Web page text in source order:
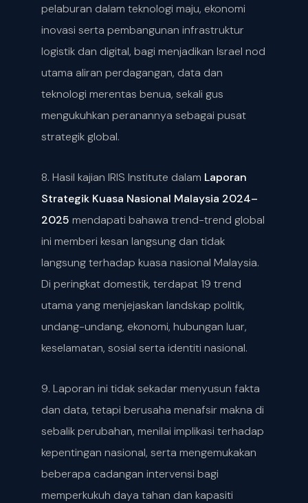
pelaburan dalam teknologi maju, ekonomi
inovasi serta pembangunan infrastruktur
logistik dan digital, bagi menjadikan Israel nod
utama aliran perdagangan, data dan
teknologi merentas benua, sekali gus
mengukuhkan peranannya sebagai pusat
strategik global.
8. Hasil kajian IRIS Institute dalam Laporan
Strategik Kuasa Nasional Malaysia 2024–
2025 mendapati bahawa trend-trend global
ini memberi kesan langsung dan tidak
langsung terhadap kuasa nasional Malaysia.
Di peringkat domestik, terdapat 19 trend
utama yang menjejaskan landskap politik,
undang-undang, ekonomi, hubungan luar,
keselamatan, sosial serta identiti nasional.
9. Laporan ini tidak sekadar menyusun fakta
dan data, tetapi berusaha menafsir makna di
sebalik perubahan, menilai implikasi terhadap
kepentingan nasional, serta mengemukakan
beberapa cadangan intervensi bagi
memperkukuh daya tahan dan kapasiti